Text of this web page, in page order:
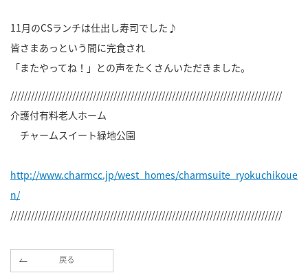
11月のCSランチは仕出し寿司でした♪
皆さまあっという間に完食され
「またやってね！」との声をたくさんいただきました。
///////////////////////////////////////////////////////////////////////////////
介護付有料老人ホーム
チャームスイート緑地公園
http://www.charmcc.jp/west_homes/charmsuite_ryokuchikoue
n/
///////////////////////////////////////////////////////////////////////////////
戻る